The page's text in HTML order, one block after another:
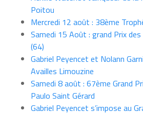
Poitou
Mercredi 12 août : 38ème
Samedi 15 Août : grand Prix
(64)
Gabriel Peyencet et Nolann
Availles Limouzine
Samedi 8 août : 67ème Grand
Paulo Saint Gérard
Gabriel Peyencet s’impose au